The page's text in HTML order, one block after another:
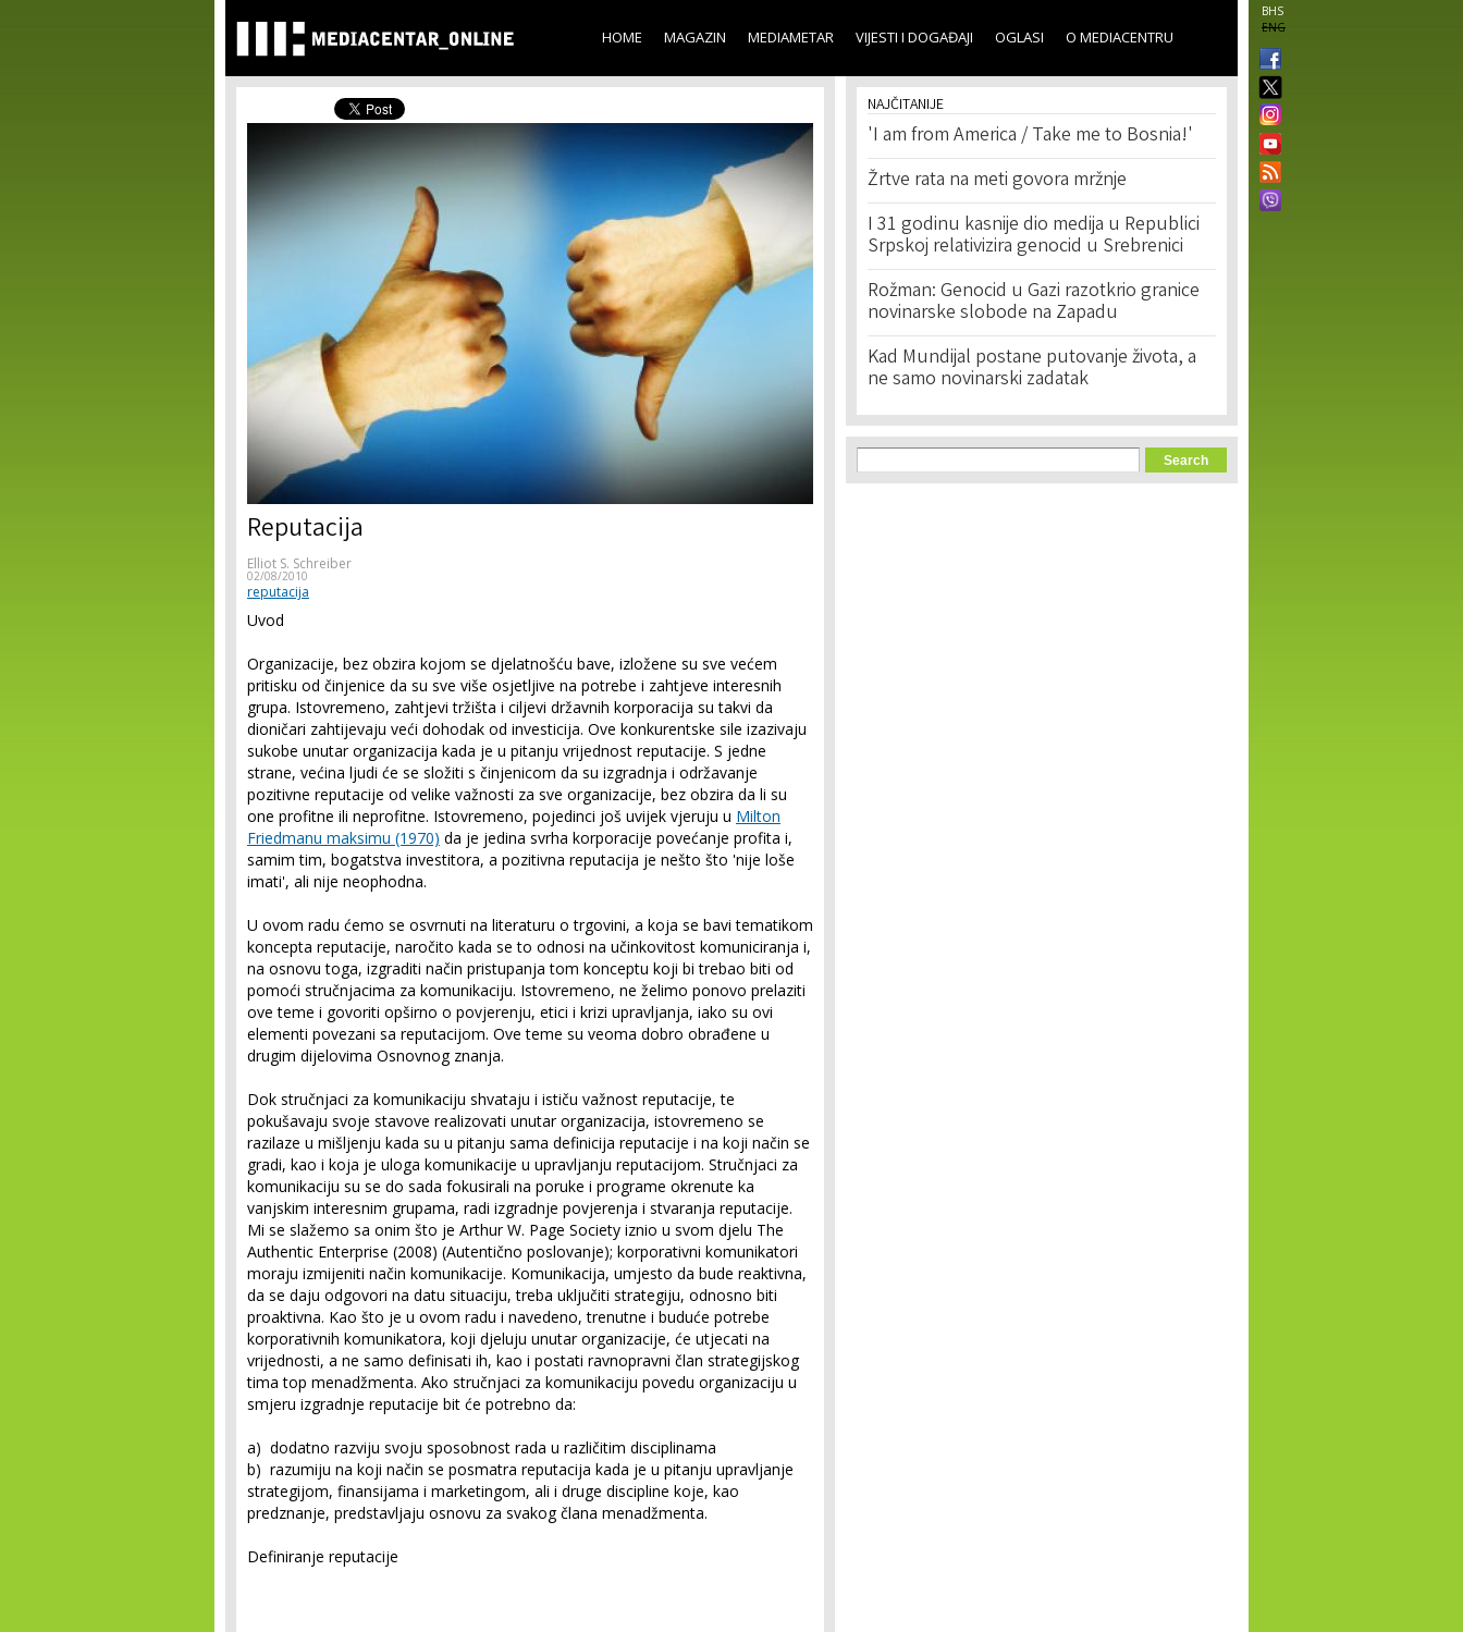
main
content
BHS
ENG
HOME MAGAZIN MEDIAMETAR VIJESTI I DOGAĐAJI OGLASI O MEDIACENTRU
Reputacija
Elliot S. Schreiber
02/08/2010
reputacija
Uvod
Organizacije, bez obzira kojom se djelatnošću bave, izložene su sve većem
pritisku od činjenice da su sve više osjetljive na potrebe i zahtjeve interesnih
grupa. Istovremeno, zahtjevi tržišta i ciljevi državnih korporacija su takvi da
dioničari zahtijevaju veći dohodak od investicija. Ove konkurentske sile izazivaju
sukobe unutar organizacija kada je u pitanju vrijednost reputacije. S jedne
strane, većina ljudi će se složiti s činjenicom da su izgradnja i održavanje
pozitivne reputacije od velike važnosti za sve organizacije, bez obzira da li su
one profitne ili neprofitne. Istovremeno, pojedinci još uvijek vjeruju u Milton
Friedmanu maksimu (1970) da je jedina svrha korporacije povećanje profita i,
samim tim, bogatstva investitora, a pozitivna reputacija je nešto što 'nije loše
imati', ali nije neophodna.
U ovom radu ćemo se osvrnuti na literaturu o trgovini, a koja se bavi tematikom
koncepta reputacije, naročito kada se to odnosi na učinkovitost komuniciranja i,
na osnovu toga, izgraditi način pristupanja tom konceptu koji bi trebao biti od
pomoći stručnjacima za komunikaciju. Istovremeno, ne želimo ponovo prelaziti
ove teme i govoriti opširno o povjerenju, etici i krizi upravljanja, iako su ovi
elementi povezani sa reputacijom. Ove teme su veoma dobro obrađene u
drugim dijelovima Osnovnog znanja.
Dok stručnjaci za komunikaciju shvataju i ističu važnost reputacije, te
pokušavaju svoje stavove realizovati unutar organizacija, istovremeno se
razilaze u mišljenju kada su u pitanju sama definicija reputacije i na koji način se
gradi, kao i koja je uloga komunikacije u upravljanju reputacijom. Stručnjaci za
komunikaciju su se do sada fokusirali na poruke i programe okrenute ka
vanjskim interesnim grupama, radi izgradnje povjerenja i stvaranja reputacije.
Mi se slažemo sa onim što je Arthur W. Page Society iznio u svom djelu The
Authentic Enterprise (2008) (Autentično poslovanje); korporativni komunikatori
moraju izmijeniti način komunikacije. Komunikacija, umjesto da bude reaktivna,
da se daju odgovori na datu situaciju, treba uključiti strategiju, odnosno biti
proaktivna. Kao što je u ovom radu i navedeno, trenutne i buduće potrebe
korporativnih komunikatora, koji djeluju unutar organizacije, će utjecati na
vrijednosti, a ne samo definisati ih, kao i postati ravnopravni član strategijskog
tima top menadžmenta. Ako stručnjaci za komunikaciju povedu organizaciju u
smjeru izgradnje reputacije bit će potrebno da:
a) dodatno razviju svoju sposobnost rada u različitim disciplinama
b) razumiju na koji način se posmatra reputacija kada je u pitanju upravljanje
strategijom, finansijama i marketingom, ali i druge discipline koje, kao
predznanje, predstavljaju osnovu za svakog člana menadžmenta.
Definiranje reputacije
NAJČITANIJE
'I am from America / Take me to Bosnia!'
Žrtve rata na meti govora mržnje
I 31 godinu kasnije dio medija u Republici
Srpskoj relativizira genocid u Srebrenici
Rožman: Genocid u Gazi razotkrio granice
novinarske slobode na Zapadu
Kad Mundijal postane putovanje života, a
ne samo novinarski zadatak
Search form
Search